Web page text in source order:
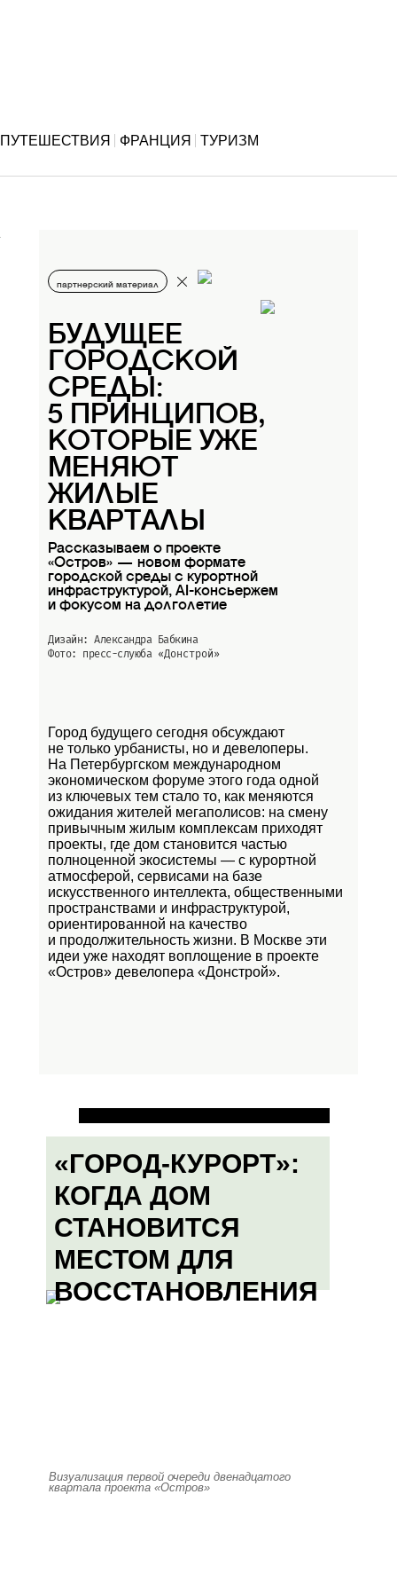
ПУТЕШЕСТВИЯ ФРАНЦИЯ ТУРИЗМ
партнерский материал
БУДУЩЕЕ
ГОРОДСКОЙ
СРЕДЫ:
5 ПРИНЦИПОВ,
КОТОРЫЕ УЖЕ
МЕНЯЮТ
ЖИЛЫЕ
КВАРТАЛЫ
Рассказываем о проекте
«Остров» — новом формате
городской среды с курортной
инфраструктурой, AI-консьержем
и фокусом на долголетие
Дизайн: Александра Бабкина
Фото: пресс-слуюба «Донстрой»
Город будущего сегодня обсуждают
не только урбанисты, но и девелоперы.
На Петербургском международном
экономическом форуме этого года одной
из ключевых тем стало то, как меняются
ожидания жителей мегаполисов: на смену
привычным жилым комплексам приходят
проекты, где дом становится частью
полноценной экосистемы — с курортной
атмосферой, сервисами на базе
искусственного интеллекта, общественными
пространствами и инфраструктурой,
ориентированной на качество
и продолжительность жизни. В Москве эти
идеи уже находят воплощение в проекте
«Остров» девелопера «Донстрой».
«ГОРОД-КУРОРТ»:
КОГДА ДОМ
СТАНОВИТСЯ
МЕСТОМ ДЛЯ
ВОССТАНОВЛЕНИЯ
Визуализация первой очереди двенадцатого
квартала проекта «Остров»